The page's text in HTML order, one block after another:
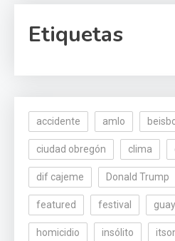
Etiquetas
accidente amlo
ciudad obregón clima
dif cajeme Donald Trump
featured festival
homicidio insólito